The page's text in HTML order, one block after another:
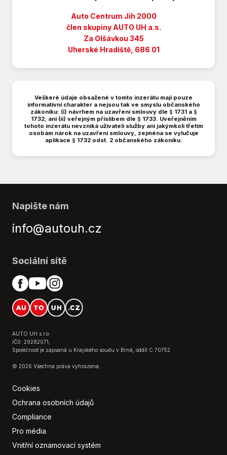
ESP (stabilizace podvozku)
El. posilovač řízení
El. posilovač řízení s proměnlivým účinkem
Elektrická zrcátka
Hands free
Hlídání mrtvého úhlu
Imobilizér
Isofix
MP3
Multimediální a navigační systém
Omezovač rychlosti
Ovládání na volantu
Palubní počítač
Parkovací kamera
Parkovací senzor
Posilovač řízení
Přední loketní opěrka
Regulace výšky podvozku
Senzor světel
Senzor tlaku v pneumatikách
Střešní nosič
Tempomat
Auto Centrum Jih 2000
člen skupiny AUTO UH a.s.
Za Olšávkou 345
Uherské Hradiště, 686 01
Veškeré údaje obsažené v tomto inzerátu mají pouze
informativní charakter a nejsou tak ve smyslu občanského
zákoníku: (i) návrhem na uzavření smlouvy dle § 1731 a §
1732; ani (ii) veřejným příslibem dle § 1733. Uveřejněním
tohoto inzerátu nevzniká uživateli služby ani jakýmkoli třetím
osobám nárok na uzavření smlouvy, zejména se vylučuje
aplikace § 1732 odst. 2 občanského zákoníku.
AUTO UH s.r.o.
IČ0: 29282071,
Společnost je zapsaná u Krajského soudu v Brně, oddíl C 70752
© 2026 Všechna práva vyhrazena.
Cookies
Ochrana osobních údajů
Compliance
Pro média
Vnitřní oznamovací systém
Napište nám
info@autouh.cz
Sociální sítě